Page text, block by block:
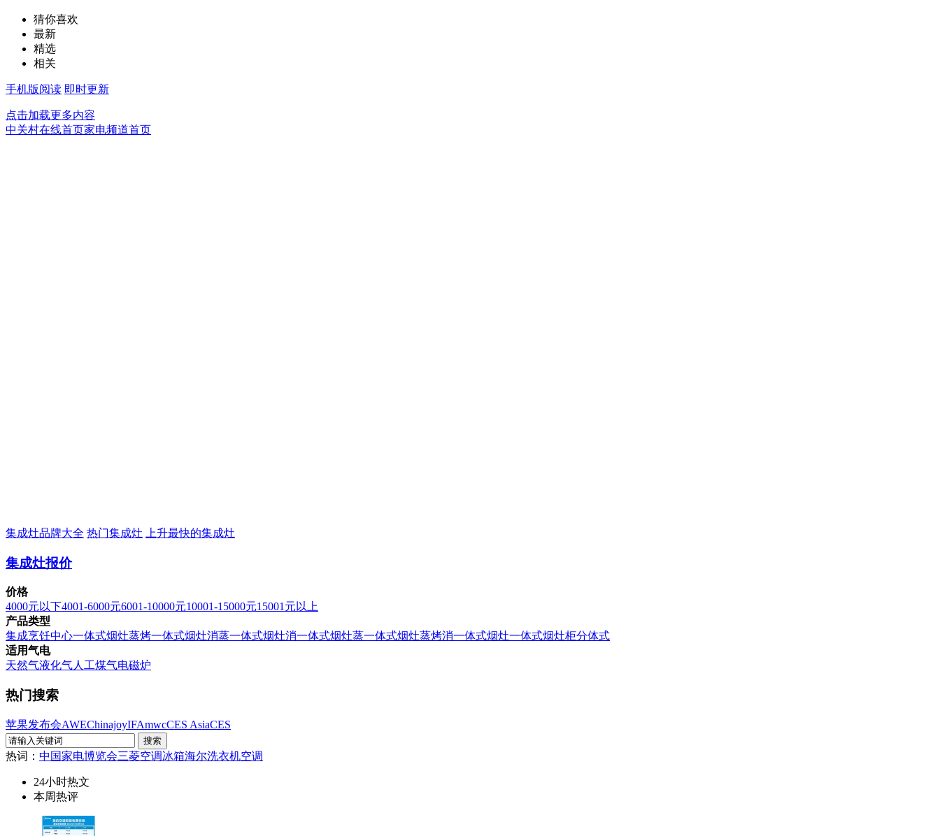
猜你喜欢
最新
精选
相关
手机版阅读 即时更新
点击加载更多内容
中关村在线首页家电频道首页
集成灶品牌大全 热门集成灶 上升最快的集成灶
集成灶报价
价格
4000元以下4001-6000元6001-10000元10001-15000元15001元以上
产品类型
集成烹饪中心一体式烟灶蒸烤一体式烟灶消蒸一体式烟灶消一体式烟灶蒸一体式烟灶蒸烤消一体式烟灶一体式烟灶柜分体式
适用气电
天然气液化气人工煤气电磁炉
热门搜索
苹果发布会AWEChinajoyIFAmwcCES AsiaCES
热词： 中国家电博览会三菱空调冰箱海尔洗衣机空调
24小时热文
本周热评